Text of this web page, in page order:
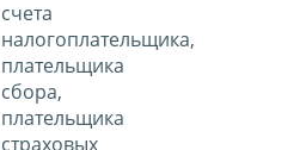
счета
налогоплательщика,
плательщика
сбора,
плательщика
страховых